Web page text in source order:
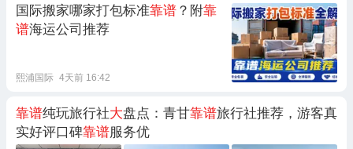
国际搬家哪家打包标准靠谱 ？附靠
谱海运公司推荐
熙浦国际 4天前 16:42
靠谱纯玩旅行社大盘点：青甘靠谱旅行社推荐，游客真
实好评口碑靠谱服务优